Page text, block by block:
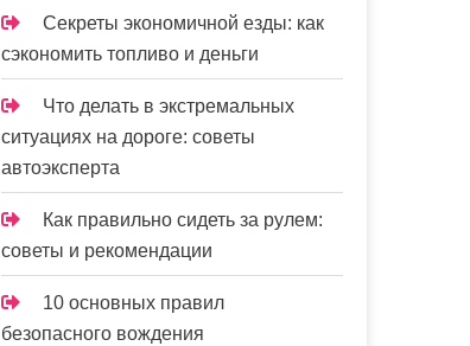
Секреты экономичной езды: как
сэкономить топливо и деньги
Что делать в экстремальных
ситуациях на дороге: советы
автоэксперта
Как правильно сидеть за рулем:
советы и рекомендации
10 основных правил
безопасного вождения